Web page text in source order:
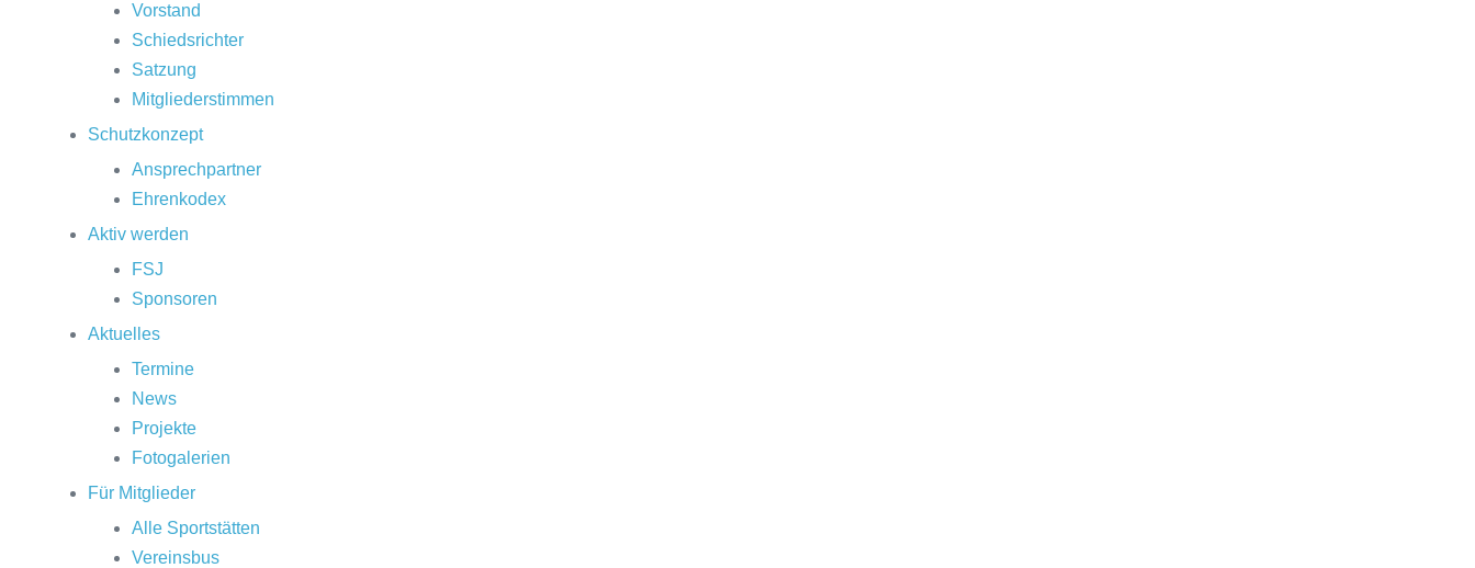
Vorstand
Schiedsrichter
Satzung
Mitgliederstimmen
Schutzkonzept
Ansprechpartner
Ehrenkodex
Aktiv werden
FSJ
Sponsoren
Aktuelles
Termine
News
Projekte
Fotogalerien
Für Mitglieder
Alle Sportstätten
Vereinsbus